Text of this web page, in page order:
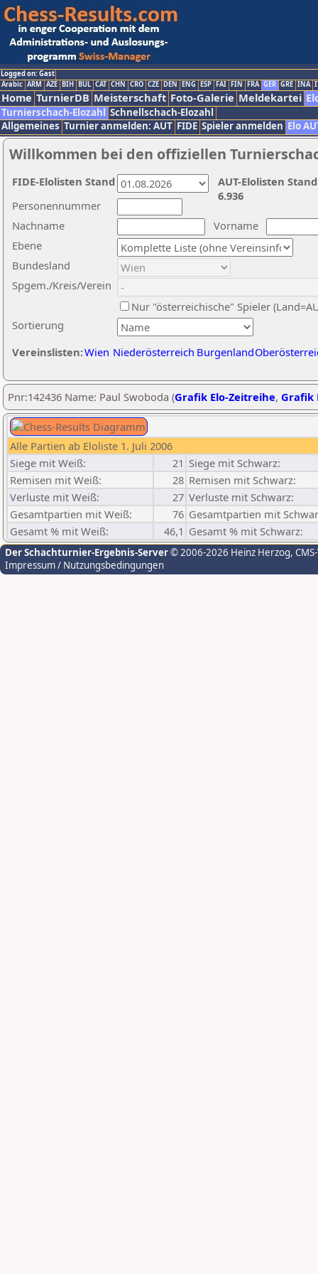
Logged on: Gast
Arabic ARM AZE BIH BUL CAT CHN CRO CZE DEN ENG ESP FAI FIN FRA GER GRE INA
Home TurnierDB Meisterschaft Foto-Galerie Meldekartei
Turnierschach-Elozahl Schnellschach-Elozahl
Allgemeines Turnier anmelden: AUT FIDE Spieler anmelden Elo
Willkommen bei den offiziellen
Nachname
Vorname
Ebene
Sortierung
Personennummer
Bundesland
Spgem./Kreis/Verein
Nur "österreichische" Spieler
Vereinslisten:Wien Niederösterreich Burgenland
AUT-Elolisten
6.936
FIDE-Elolisten Stand
Pnr:142436 Name: Paul Swoboda (Grafik Elo-Zeitreihe, Grafik
Alle Partien ab Eloliste 1. Juli 2006
Siege mit Weiß:
21 Siege mit Schwarz:
Remisen mit Weiß:
28 Remisen mit Schwarz:
Verluste mit Weiß:
27 Verluste mit Schwarz:
Gesamtpartien mit Weiß:
76 Gesamtpartien mit
Gesamt % mit Weiß:
46,1 Gesamt % mit Schwarz:
Der Schachturnier-Ergebnis-Server© 2006-2026 Heinz Herzog,
Impressum / Nutzungsbedingungen